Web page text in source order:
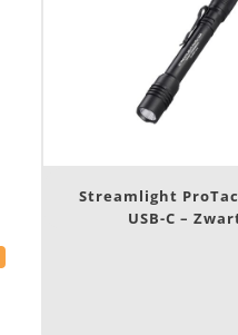
Max. brandtijd
Lengte (cm)
Streamlight ProTac
USB-C –